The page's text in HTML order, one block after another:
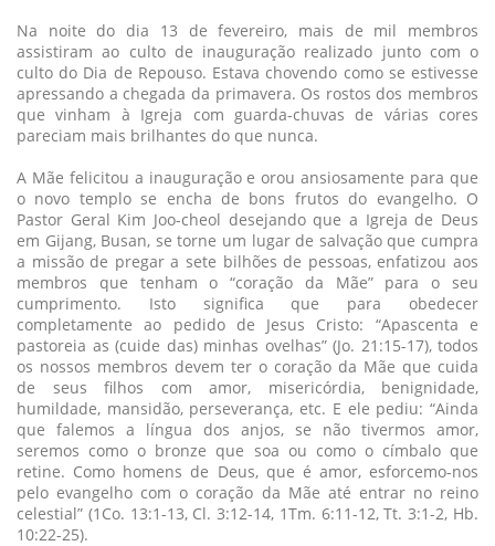
Na noite do dia 13 de fevereiro, mais de mil membros
assistiram ao culto de inauguração realizado junto com o
culto do Dia de Repouso. Estava chovendo como se estivesse
apressando a chegada da primavera. Os rostos dos membros
que vinham à Igreja com guarda-chuvas de várias cores
pareciam mais brilhantes do que nunca.
A Mãe felicitou a inauguração e orou ansiosamente para que
o novo templo se encha de bons frutos do evangelho. O
Pastor Geral Kim Joo-cheol desejando que a Igreja de Deus
em Gijang, Busan, se torne um lugar de salvação que cumpra
a missão de pregar a sete bilhões de pessoas, enfatizou aos
membros que tenham o “coração da Mãe” para o seu
cumprimento. Isto significa que para obedecer
completamente ao pedido de Jesus Cristo: “Apascenta e
pastoreia as (cuide das) minhas ovelhas” (Jo. 21:15-17), todos
os nossos membros devem ter o coração da Mãe que cuida
de seus filhos com amor, misericórdia, benignidade,
humildade, mansidão, perseverança, etc. E ele pediu: “Ainda
que falemos a língua dos anjos, se não tivermos amor,
seremos como o bronze que soa ou como o címbalo que
retine. Como homens de Deus, que é amor, esforcemo-nos
pelo evangelho com o coração da Mãe até entrar no reino
celestial” (1Co. 13:1-13, Cl. 3:12-14, 1Tm. 6:11-12, Tt. 3:1-2, Hb.
10:22-25).